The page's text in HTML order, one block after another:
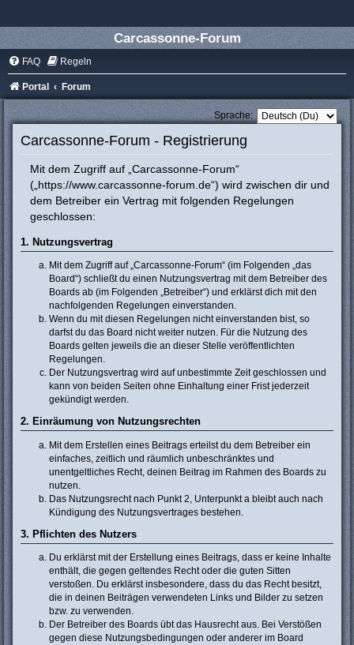
Carcassonne-Forum
FAQ Regeln
Portal Forum
Sprache:
Carcassonne-Forum - Registrierung
Mit dem Zugriff auf „Carcassonne-Forum“
(„https://www.carcassonne-forum.de“) wird zwischen dir und
dem Betreiber ein Vertrag mit folgenden Regelungen
geschlossen:
1. Nutzungsvertrag
Mit dem Zugriff auf „Carcassonne-Forum“ (im Folgenden „das
Board“) schließt du einen Nutzungsvertrag mit dem Betreiber des
Boards ab (im Folgenden „Betreiber“) und erklärst dich mit den
nachfolgenden Regelungen einverstanden.
Wenn du mit diesen Regelungen nicht einverstanden bist, so
darfst du das Board nicht weiter nutzen. Für die Nutzung des
Boards gelten jeweils die an dieser Stelle veröffentlichten
Regelungen.
Der Nutzungsvertrag wird auf unbestimmte Zeit geschlossen und
kann von beiden Seiten ohne Einhaltung einer Frist jederzeit
gekündigt werden.
2. Einräumung von Nutzungsrechten
Mit dem Erstellen eines Beitrags erteilst du dem Betreiber ein
einfaches, zeitlich und räumlich unbeschränktes und
unentgeltliches Recht, deinen Beitrag im Rahmen des Boards zu
nutzen.
Das Nutzungsrecht nach Punkt 2, Unterpunkt a bleibt auch nach
Kündigung des Nutzungsvertrages bestehen.
3. Pflichten des Nutzers
Du erklärst mit der Erstellung eines Beitrags, dass er keine Inhalte
enthält, die gegen geltendes Recht oder die guten Sitten
verstoßen. Du erklärst insbesondere, dass du das Recht besitzt,
die in deinen Beiträgen verwendeten Links und Bilder zu setzen
bzw. zu verwenden.
Der Betreiber des Boards übt das Hausrecht aus. Bei Verstößen
gegen diese Nutzungsbedingungen oder anderer im Board